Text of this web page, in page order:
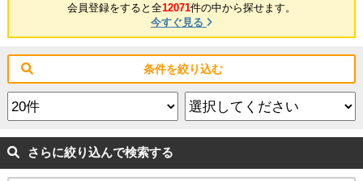
会員登録をすると全12071件の中から探せます。
今すぐ見る
条件を絞り込む
さらに絞り込んで検索する